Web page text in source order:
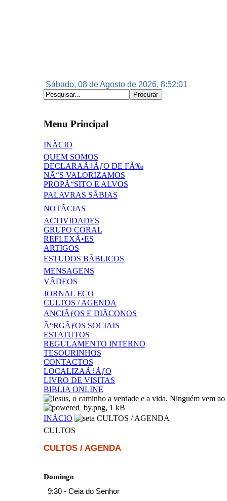
Sábado, 08 de Agosto de 2026, 8:52:01
Menu Principal
INÃCIO
QUEM SOMOS
DECLARAÃ‡ÃƒO DE FÃ‰
NÃ“S VALORIZAMOS
PROPÃ“SITO E ALVOS
PALAVRAS SÃBIAS
NOTÃCIAS
ACTIVIDADES
GRUPO CORAL
REFLEXÃ•ES
ARTIGOS
ESTUDOS BÃBLICOS
MENSAGENS
VÃDEOS
JORNAL ECO
CULTOS / AGENDA
ANCIÃƒOS E DIÃCONOS
Ã“RGÃƒOS SOCIAIS
ESTATUTOS
REGULAMENTO INTERNO
TESOURINHOS
CONTACTOS
LOCALIZAÃ‡ÃƒO
LIVRO DE VISITAS
BIBLIA ONLINE
INÃCIO
CULTOS / AGENDA
CULTOS
CULTOS / AGENDA
Domingo
9:30 - Ceia do Senhor